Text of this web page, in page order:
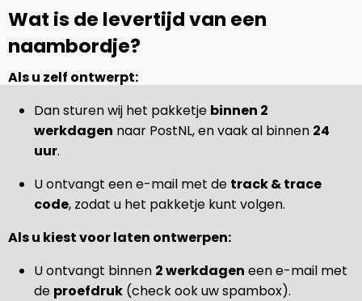
Wat is de levertijd van een
naambordje?
Als u zelf ontwerpt:
Dan sturen wij het pakketje binnen 2
werkdagen naar PostNL, en vaak al binnen 24
uur.
U ontvangt een e-mail met de track & trace
code, zodat u het pakketje kunt volgen.
Als u kiest voor laten ontwerpen:
U ontvangt binnen 2 werkdagen een e-mail met
de proefdruk (check ook uw spambox).